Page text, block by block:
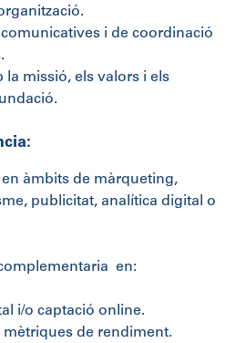
i de coordinació
la missió, els valors i els
en àmbits de màrqueting,
publicitat, analítica digital o
en:
i/o captació online.
de rendiment.